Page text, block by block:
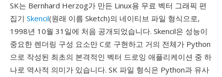
SK는 Bernhard Herzog가 만든 Linux용 무료 벡터 그래픽 편
집기 Skencil(원래 이름 Sketch)의 네이티브 파일 형식으로,
1998년 10월 31일에 처음 공개되었습니다. Skencil은 성능이
중요한 렌더링 구성 요소만 C로 구현하고 거의 전체가 Python
으로 작성된 최초의 본격적인 벡터 드로잉 애플리케이션 중 하
나로 역사적 의미가 있습니다. SK 파일 형식은 Python과 유사